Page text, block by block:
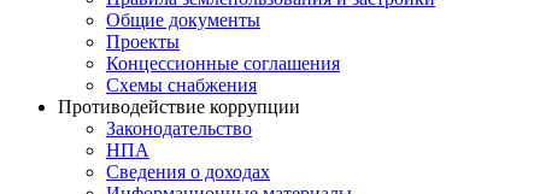
Общие документы
Проекты
Концессионные соглашения
Схемы снабжения
Противодействие коррупции
Законодательство
НПА
Сведения о доходах